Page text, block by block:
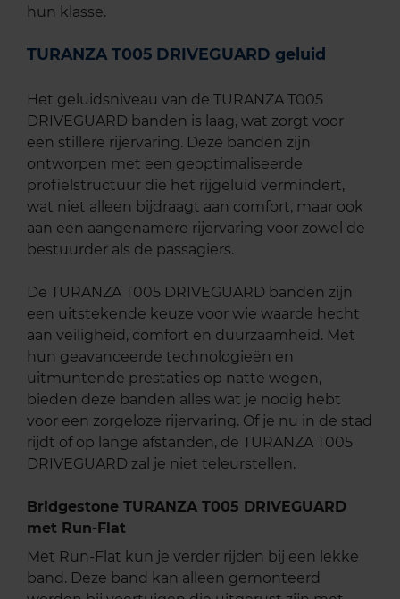
hun klasse.
TURANZA T005 DRIVEGUARD geluid
Het geluidsniveau van de TURANZA T005
DRIVEGUARD banden is laag, wat zorgt voor
een stillere rijervaring. Deze banden zijn
ontworpen met een geoptimaliseerde
profielstructuur die het rijgeluid vermindert,
wat niet alleen bijdraagt aan comfort, maar ook
aan een aangenamere rijervaring voor zowel de
bestuurder als de passagiers.
De TURANZA T005 DRIVEGUARD banden zijn
een uitstekende keuze voor wie waarde hecht
aan veiligheid, comfort en duurzaamheid. Met
hun geavanceerde technologieën en
uitmuntende prestaties op natte wegen,
bieden deze banden alles wat je nodig hebt
voor een zorgeloze rijervaring. Of je nu in de stad
rijdt of op lange afstanden, de TURANZA T005
DRIVEGUARD zal je niet teleurstellen.
Bridgestone TURANZA T005 DRIVEGUARD
met Run-Flat
Met Run-Flat kun je verder rijden bij een lekke
band. Deze band kan alleen gemonteerd